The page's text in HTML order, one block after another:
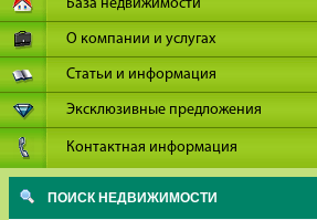
База недвижимости
О компании и услугах
Статьи и информация
Эксклюзивные предложения
Контактная информация
ПОИСК НЕДВИЖИМОСТИ